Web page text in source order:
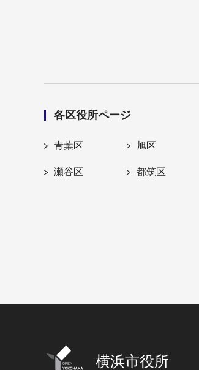
各区役所ページ
青葉区 旭区
瀬谷区 都筑区
横浜市役所